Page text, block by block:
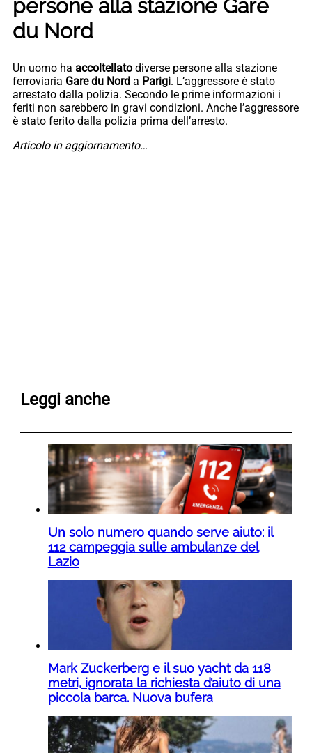
persone alla stazione Gare
du Nord
Un uomo ha accoltellato diverse persone alla stazione
ferroviaria Gare du Nord a Parigi. L’aggressore è stato
arrestato dalla polizia. Secondo le prime informazioni i
feriti non sarebbero in gravi condizioni. Anche l’aggressore
è stato ferito dalla polizia prima dell’arresto.
Articolo in aggiornamento…
Leggi anche
Un solo numero quando serve aiuto: il
112 campeggia sulle ambulanze del
Lazio
Mark Zuckerberg e il suo yacht da 118
metri, ignorata la richiesta d’aiuto di una
piccola barca. Nuova bufera